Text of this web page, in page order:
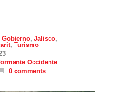
Gobierno, Jalisco,
, Turismo
Occidente
0 comments